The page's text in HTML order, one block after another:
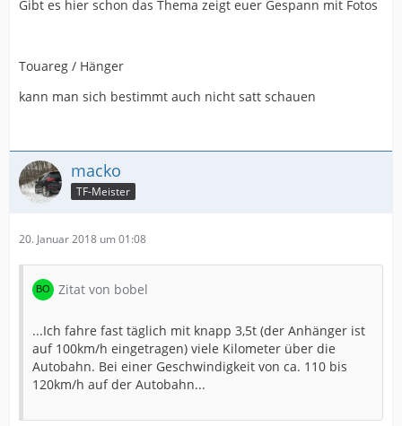
Gibt es hier schon das Thema zeigt euer Gespann mit Fotos
Touareg / Hänger
kann man sich bestimmt auch nicht satt schauen
macko
TF-Meister
20. Januar 2018 um 01:08
Zitat von bobel
...Ich fahre fast täglich mit knapp 3,5t (der Anhänger ist
auf 100km/h eingetragen) viele Kilometer über die
Autobahn. Bei einer Geschwindigkeit von ca. 110 bis
120km/h auf der Autobahn...